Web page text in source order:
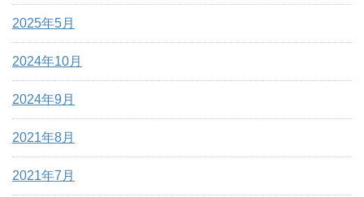
2025年5月
2024年10月
2024年9月
2021年8月
2021年7月